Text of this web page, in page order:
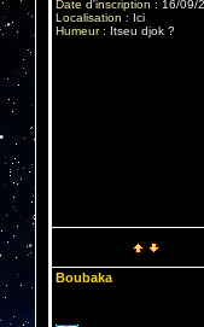
Date d'inscription : 16/09/
Localisation : Ici
Humeur: Itseu djok ?
Boubaka